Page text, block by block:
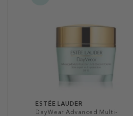
ESTÉE LAUDER
DayWear Advanced Multi-